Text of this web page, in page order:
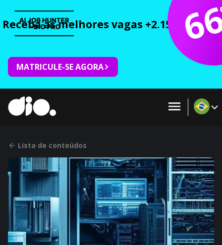
Receba as melhores vagas +2.150 cursos
MATRICULE-SE AGORA
Lista de conteúdos